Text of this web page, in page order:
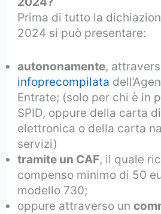
Prima di tutto la
2024 si può presentare:
autononamente,
infoprecompilata
Entrate; (solo per chi è in
SPID, oppure della carta
elettronica o della carta
servizi)
tramite un CAF, il quale
compenso minimo di 50
modello 730;
oppure attraverso un